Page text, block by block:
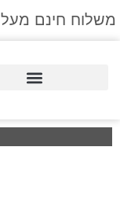
משלוח חינם מעל 490₪